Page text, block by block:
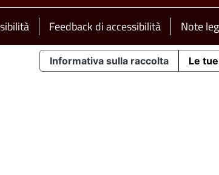
Feedback di accessibilità Note
Informativa sulla raccolta Le